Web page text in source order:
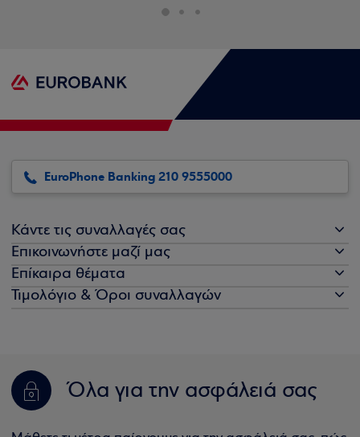
EuroPhone Banking 210 9555000
Κάντε τις συναλλαγές σας
Επικοινωνήστε μαζί μας
Επίκαιρα θέματα
Τιμολόγιο & Όροι συναλλαγών
Όλα για την ασφάλειά σας